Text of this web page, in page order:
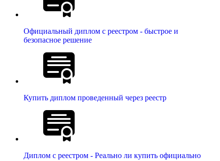
Официальный диплом с реестром - быстрое и
безопасное решение
Купить диплом проведенный через реестр
Диплом с реестром - Реально ли купить официально